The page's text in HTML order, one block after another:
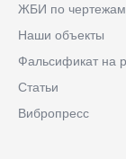
ЖБИ по чертежам
Наши объекты
Фальсификат на
Статьи
Вибропресс